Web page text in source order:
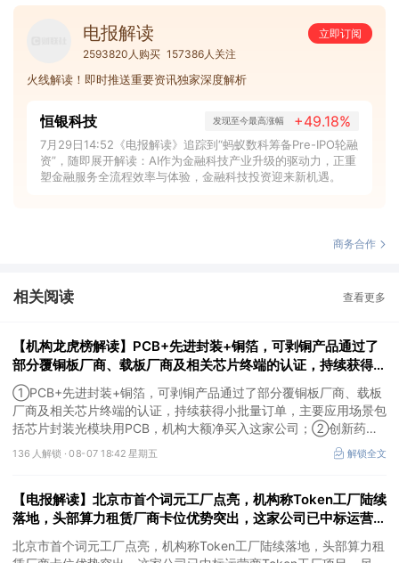
电报解读
立即订阅
2593820人购买 157386人关注
火线解读！即时推送重要资讯独家深度解析
恒银科技 发现至今最高涨幅 +49.18%
7月29日14:52《电报解读》追踪到“蚂蚁数科筹备Pre-IPO轮融
资”，随即展开解读：AI作为金融科技产业升级的驱动力，正重
塑金融服务全流程效率与体验，金融科技投资迎来新机遇。
商务合作
相关阅读 查看更多
【机构龙虎榜解读】PCB+先进封装+铜箔，可剥铜产品通过了
部分覆铜板厂商、载板厂商及相关芯片终端的认证，持续获得小
批量订单，主要应用场景包括芯片封装光模块用PCB，机构大
额净买入这家公司
①PCB+先进封装+铜箔，可剥铜产品通过了部分覆铜板厂商、载板
厂商及相关芯片终端的认证，持续获得小批量订单，主要应用场景包
括芯片封装光模块用PCB，机构大额净买入这家公司；②创新药
CDMO+减肥药，收购国外知名CRO企业，在创新药API的化学合成
等方面具有丰富经验，具备承接细胞与基因治疗产品商业化受托生产
136 人解锁 ·08-07 18:42 星期五 解锁全文
【电报解读】北京市首个词元工厂点亮，机构称Token工厂陆续
落地，头部算力租赁厂商卡位优势突出，这家公司已中标运营商
Token工厂项目
北京市首个词元工厂点亮，机构称Token工厂陆续落地，头部算力租